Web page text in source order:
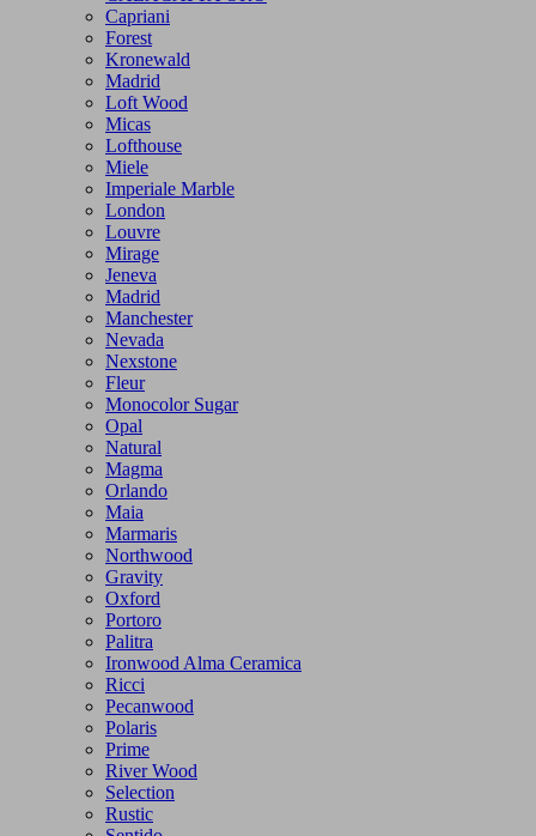
Capriani
Forest
Kronewald
Madrid
Loft Wood
Micas
Lofthouse
Miele
Imperiale Marble
London
Louvre
Mirage
Jeneva
Madrid
Manchester
Nevada
Nexstone
Fleur
Monocolor Sugar
Opal
Natural
Magma
Orlando
Maia
Marmaris
Northwood
Gravity
Oxford
Portoro
Palitra
Ironwood Alma Ceramica
Ricci
Pecanwood
Polaris
Prime
River Wood
Selection
Rustic